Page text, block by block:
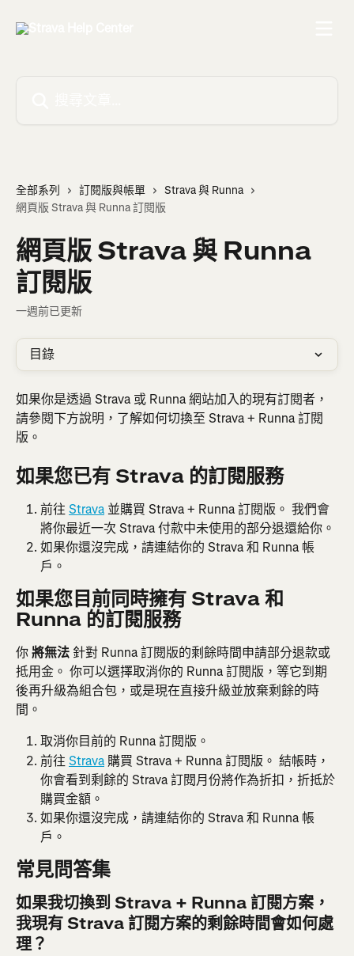
全部系列 訂閱版與帳單
Strava 與 Runna
網頁版 Strava 與 Runna 訂閱版
網頁版 Strava 與 Runna
訂閱版
一週前已更新
目錄
如果你是透過 Strava 或 Runna 網站加入的現有訂閱者，
請參閱下方說明，了解如何切換至 Strava + Runna 訂閱
版。
如果您已有 Strava 的訂閱服務
前往 Strava 並購買 Strava + Runna 訂閱版。 我們會
將你最近一次 Strava 付款中未使用的部分退還給你。
如果你還沒完成，請連結你的 Strava 和 Runna 帳
戶。
如果您目前同時擁有 Strava 和
Runna 的訂閱服務
你 將無法 針對 Runna 訂閱版的剩餘時間申請部分退款或
抵用金。 你可以選擇取消你的 Runna 訂閱版，等它到期
後再升級為組合包，或是現在直接升級並放棄剩餘的時
間。
取消你目前的 Runna 訂閱版。
前往 Strava 購買 Strava + Runna 訂閱版。 結帳時，
你會看到剩餘的 Strava 訂閱月份將作為折扣，折抵於
購買金額。
如果你還沒完成，請連結你的 Strava 和 Runna 帳
戶。
常見問答集
如果我切換到 Strava + Runna 訂閱方案，
我現有 Strava 訂閱方案的剩餘時間會如何處
理？